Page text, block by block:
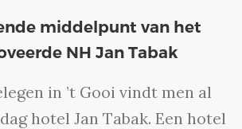
middelpunt van het
NH Jan Tabak
in ’t Gooi vindt men al
hotel Jan Tabak. Een hotel